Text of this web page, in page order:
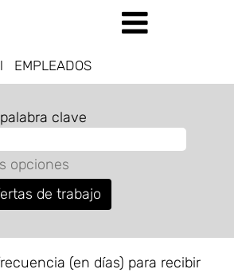
EMPLEADOS
clave
opciones
(en días) para recibir